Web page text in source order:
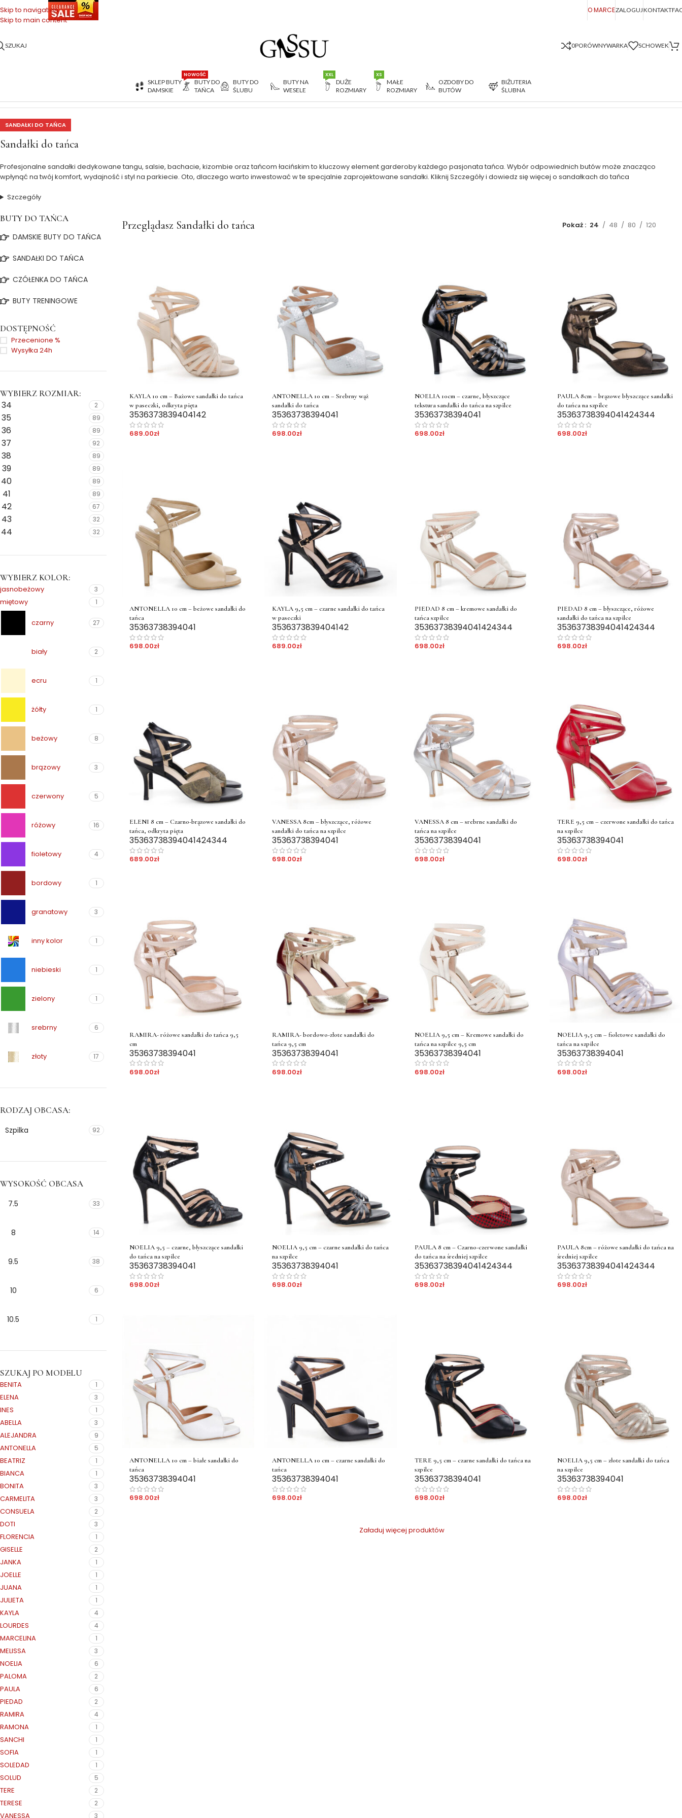
Skip to navigation
Skip to main content
SERII O MARCEZALOGUJKONTAKT
SZUKAJ 0PORÓWNYWARKA SCHOWEK
SKLEP BUTY
DAMSKIE
BUTY DO
TAŃCA
NOWOŚĆ
BUTY DO
ŚLUBU
BUTY NA
WESELE
DUŻE
ROZMIARY
XXL
MAŁE
ROZMIARY
XS
OZDOBY DO
BUTÓW
BIŻUTERIA
ŚLUBNA
Damskie buty do tańca> Sandałki do tańca
SANDAŁKI DO TAŃCA
Sandałki do tańca
Profesjonalne sandałki dedykowane tangu, salsie, bachacie, kizombie oraz tańcom łacińskim to kluczowy element garderoby każdego pasjonata tańca. Wybór odpowiednich butów może znacząco
wpłynąć na twój komfort, wydajność i styl na parkiecie. Oto, dlaczego warto inwestować w te specjalnie zaprojektowane sandałki. Kliknij Szczegóły i dowiedz się więcej o sandałkach do tańca
Szczegóły
BUTY DO TAŃCA
DAMSKIE BUTY DO TAŃCA
SANDAŁKI DO TAŃCA
CZÓŁENKA DO TAŃCA
BUTY TRENINGOWE
DOSTĘPNOŚĆ
Przecenione %
Wysyłka 24h
WYBIERZ ROZMIAR:
34 2
35 89
36 89
37 92
38 89
39 89
40 89
41 89
42 67
43 32
44 32
WYBIERZ KOLOR:
jasnobeżowy 3
miętowy 1
czarny 27
biały 2
ecru 1
żółty 1
beżowy 8
brązowy 3
czerwony 5
różowy 16
fioletowy 4
bordowy 1
granatowy 3
inny kolor 1
niebieski 1
zielony 1
srebrny 6
złoty 17
RODZAJ OBCASA:
Szpilka 92
WYSOKOŚĆ OBCASA
7.5 33
8 14
9.5 38
10 6
10.5 1
SZUKAJ PO MODELU
BENITA 1
ELENA 3
INES 1
ABELLA 3
ALEJANDRA 9
ANTONELLA 5
BEATRIZ 1
BIANCA 1
BONITA 3
CARMELITA 3
CONSUELA 2
DOTI 3
FLORENCIA 1
GISELLE 2
JANKA 1
JOELLE 1
JUANA 1
JULIETA 1
KAYLA 4
LOURDES 4
MARCELINA 1
MELISSA 3
NOELIA 6
PALOMA 2
PAULA 6
PIEDAD 2
RAMIRA 4
RAMONA 1
SANCHI 1
SOFIA 1
SOLEDAD 1
SOLUD 5
TERE 2
TERESE 2
VANESSA 3
Przeglądasz Sandałki do tańca Pokaż 24 48 80 120
KAYLA 10 cm – Bażowe sandałki do tańca
w paseczki, odkryta pięta
3536373839404142
689.00zł
ANTONELLA 10 cm – Srebrny wąż
sandałki do tańca
35363738394041
698.00zł
NOELIA 10cm – czarne, błyszczące
tekstura sandałki do tańca na szpilce
35363738394041
698.00zł
PAULA 8cm – brązowe błyszczące sandałki
do tańca na szpilce
35363738394041424344
698.00zł
ANTONELLA 10 cm – beżowe sandałki do
tańca
35363738394041
698.00zł
KAYLA 9,5 cm – czarne sandałki do tańca
w paseczki
3536373839404142
689.00zł
PIEDAD 8 cm – kremowe sandałki do
tańca szpilce
35363738394041424344
698.00zł
PIEDAD 8 cm – błyszczące, różowe
sandałki do tańca na szpilce
35363738394041424344
698.00zł
ELENI 8 cm – Czarno-brązowe sandałki do
tańca, odkryta pięta
35363738394041424344
689.00zł
VANESSA 8cm – błyszczące, różowe
sandałki do tańca na szpilce
35363738394041
698.00zł
VANESSA 8 cm – srebrne sandałki do
tańca na szpilce
35363738394041
698.00zł
TERE 9,5 cm – czerwone sandałki do tańca
na szpilce
35363738394041
698.00zł
RAMIRA- różowe sandałki do tańca 9,5
cm
35363738394041
698.00zł
RAMIRA- bordowo-złote sandałki do
tańca 9,5 cm
35363738394041
698.00zł
NOELIA 9,5 cm – Kremowe sandałki do
tańca na szpilce 9,5 cm
35363738394041
698.00zł
NOELIA 9,5 cm – fioletowe sandałki do
tańca na szpilce
35363738394041
698.00zł
NOELIA 9,5 – czarne, błyszczące sandałki
do tańca na szpilce
35363738394041
698.00zł
NOELIA 9,5 cm – czarne sandałki do tańca
na szpilce
35363738394041
698.00zł
PAULA 8 cm – Czarno-czerwone sandałki
do tańca na średniej szpilce
35363738394041424344
698.00zł
PAULA 8cm – różowe sandałki do tańca na
średniej szpilce
35363738394041424344
698.00zł
ANTONELLA 10 cm – białe sandałki do
tańca
35363738394041
698.00zł
ANTONELLA 10 cm – czarne sandałki do
tańca
35363738394041
698.00zł
TERE 9,5 cm – czarne sandałki do tańca na
szpilce
35363738394041
698.00zł
NOELIA 9,5 cm – złote sandałki do tańca
na szpilce
35363738394041
698.00zł
Załaduj więcej produktów